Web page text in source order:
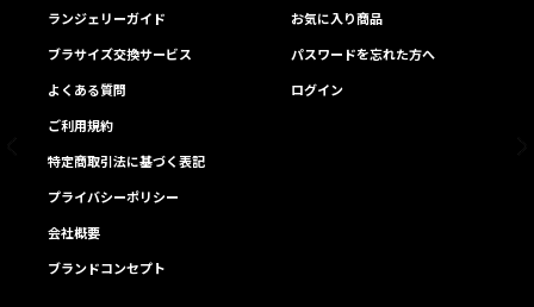
ランジェリーガイド
ブラサイズ交換サービス
よくある質問
ご利用規約
特定商取引法に基づく表記
プライバシーポリシー
会社概要
ブランドコンセプト
お気に入り商品
パスワードを忘れた方へ
ログイン